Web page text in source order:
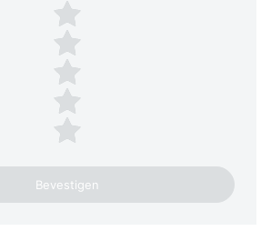
Plaats een beoordeling
5 sterren
4 sterren
3 sterren
2 sterren
1 ster